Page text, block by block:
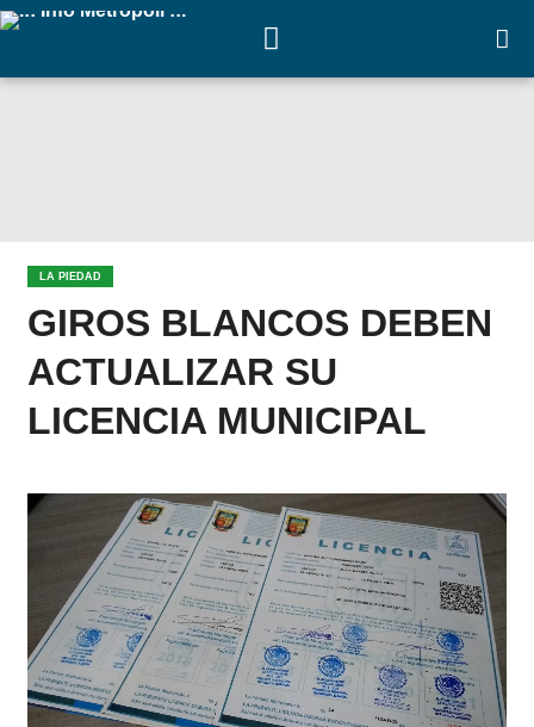
LA PIEDAD
GIROS BLANCOS DEBEN
ACTUALIZAR SU
LICENCIA MUNICIPAL